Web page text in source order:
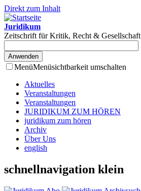
Direkt zum Inhalt
Juridikum
Zeitschrift für Kritik, Recht & Gesellschaft
MenüMenüsichtbarkeit umschalten
Aktuelles
Veranstaltungen
Veranstaltungen
JURIDIKUM ZUM HÖREN
juridikum zum hören
Archiv
Über Uns
english
schnellnavigation klein